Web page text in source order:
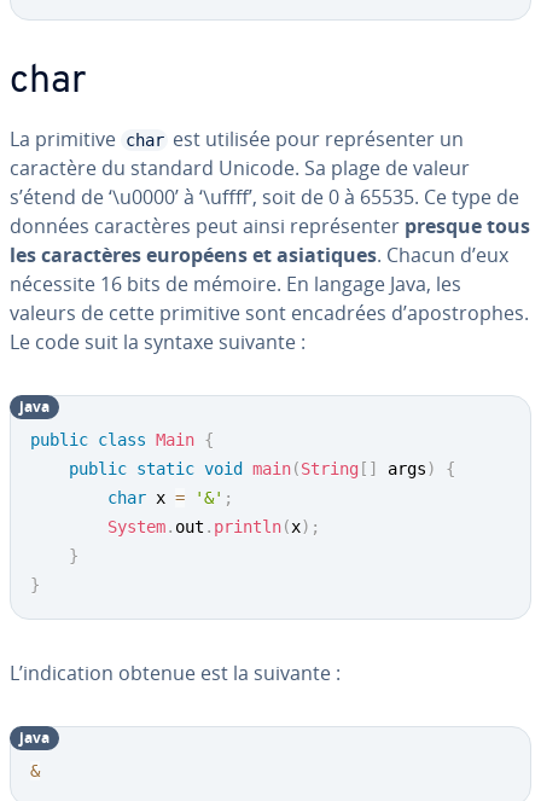
char
La primitive char est utilisée pour re­pré­sen­ter un
caractère du standard Unicode. Sa plage de valeur
s’étend de ‘\u0000’ à ‘\uffff’, soit de 0 à 65535. Ce type de
données ca­rac­tères peut ainsi re­pré­sen­ter presque tous
les ca­rac­tères européens et asia­tiques. Chacun d’eux
nécessite 16 bits de mémoire. En langage Java, les
valeurs de cette primitive sont encadrées d’apos­trophes.
Le code suit la syntaxe suivante :
public class Main {
public static void main(String [ ] args)
{
char x = '&' ;
System. out . println(x) ;
}
}
java
L’in­di­ca­tion obtenue est la suivante :
&
java